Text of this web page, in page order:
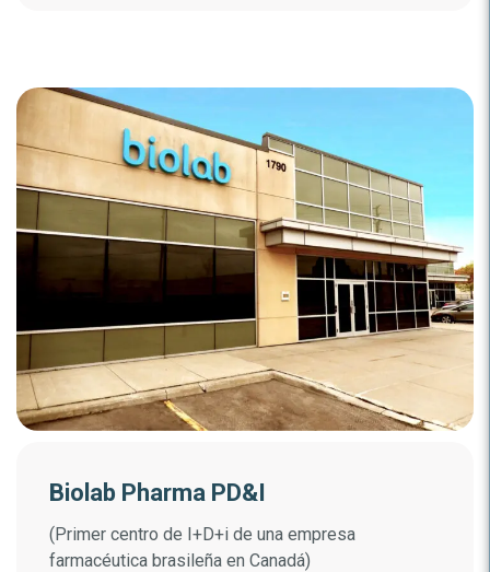
Biolab Pharma PD&I
(Primer centro de I+D+i de una empresa
farmacéutica brasileña en Canadá)